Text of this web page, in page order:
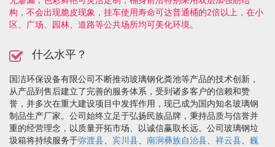
构，不会出现脆皮现象，挂车使用寿命可达普通桶的2倍以上，在小
区、广场、园林、道路等公共场所均可美化环境。
什么水平？
国洁环保设备有限公司不断推动玻璃钢化粪池等产品的技术创新，
从产品到售后建立了完善的服务体系，受到诸多客户的信赖和赞
誉，并多次在重大建设项目中发挥作用，现已成为国内知名玻璃钢
制品生产厂家。公司始终立足于弘扬民族品牌，秉持品质与信誉并
重的经营理念，以质量开拓市场、以诚信赢取长远。公司玻璃钢垃
圾箱将持续服务于弥渡县、 宾川县、 南涧彝族自治县、 祥云县、 巍